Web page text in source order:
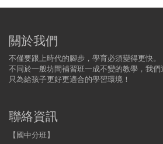
關於我們
不僅要跟上時代的腳步，學育必須變得更快。
不同於一般坊間補習班一成不變的教學，我們
只為給孩子更好更適合的學習環境！
聯絡資訊
【國中分班】